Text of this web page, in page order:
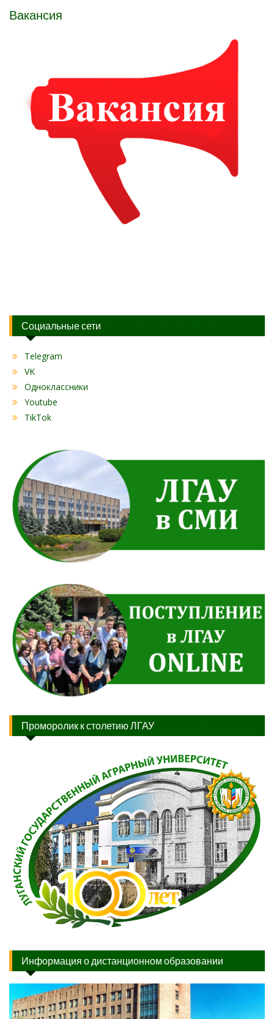
Вакансия
Социальные сети
Telegram
VK
Одноклассники
Youtube
TikTok
Проморолик к столетию ЛГАУ
Информация о дистанционном образовании